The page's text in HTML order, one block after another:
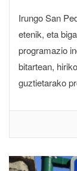
Irungo San
etenik, eta
programazio
bitartean,
guztietarako